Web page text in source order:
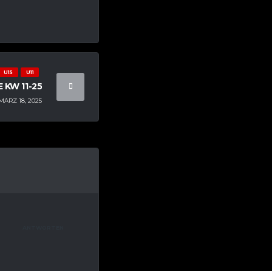
U11
U15
KW 11-25
18, 2025